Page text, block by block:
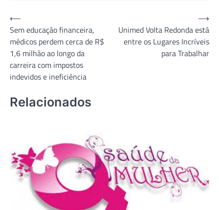
Navegação
de
Post
⟵
Sem educação financeira,
médicos perdem cerca de R$
1,6 milhão ao longo da
carreira com impostos
indevidos e ineficiência
Unimed Volta Redonda está
entre os Lugares Incríveis
para Trabalhar
⟶
Relacionados